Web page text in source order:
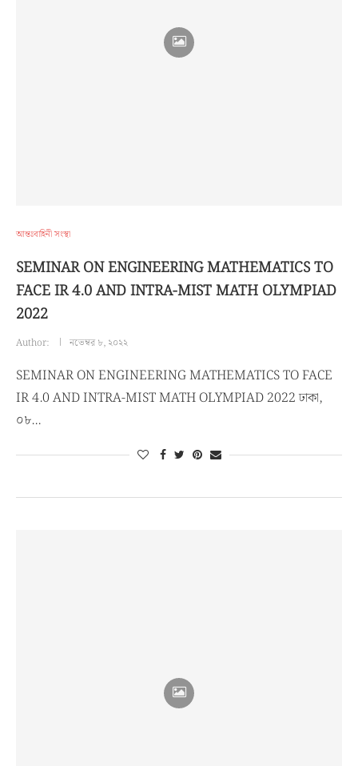
আন্তঃবাহিনী সংস্থা
SEMINAR ON ENGINEERING MATHEMATICS TO
FACE IR 4.0 AND INTRA-MIST MATH OLYMPIAD
2022
Author: নভেম্বর ৮, ২০২২
SEMINAR ON ENGINEERING MATHEMATICS TO FACE
IR 4.0 AND INTRA-MIST MATH OLYMPIAD 2022 ঢাকা,
০৮…